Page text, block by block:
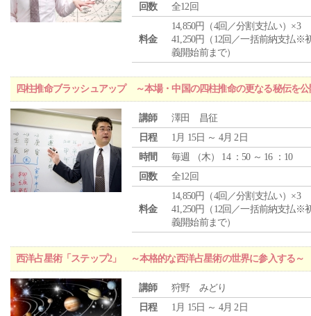
回数
全12回
料金
14,850円（4回／分割支払い）×3
41,250円（12回／一括前納支払※
義開始前まで）
四柱推命ブラッシュアップ ～本場・中国の四柱推命の更なる秘伝を
講師
澤田 昌征
日程
1月 15日 ～ 4月 2日
時間
毎週 （木） 14 ：50 ～ 16 ：10
回数
全12回
料金
14,850円（4回／分割支払い）×3
41,250円（12回／一括前納支払※
義開始前まで）
西洋占星術「ステップ2」 ～本格的な西洋占星術の世界に参入する～
講師
狩野 みどり
日程
1月 15日 ～ 4月 2日